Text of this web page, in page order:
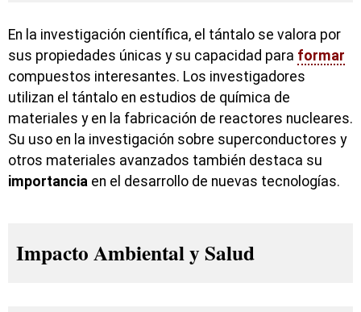
En la investigación científica, el tántalo se valora por
sus propiedades únicas y su capacidad para formar
compuestos interesantes. Los investigadores
utilizan el tántalo en estudios de química de
materiales y en la fabricación de reactores nucleares.
Su uso en la investigación sobre superconductores y
otros materiales avanzados también destaca su
importancia en el desarrollo de nuevas tecnologías.
Impacto Ambiental y Salud